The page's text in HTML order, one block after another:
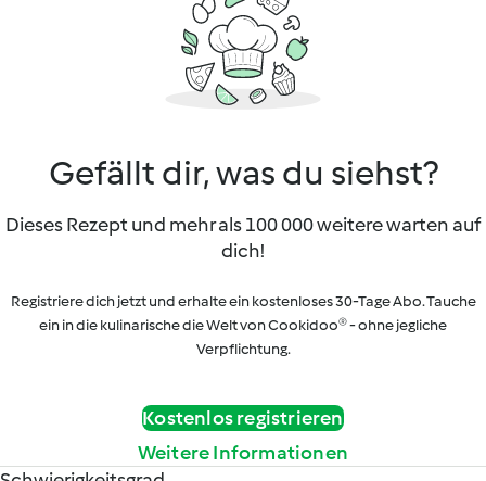
Gefällt dir, was du siehst?
Dieses Rezept und mehr als 100 000 weitere warten auf
dich!
Registriere dich jetzt und erhalte ein kostenloses 30-Tage Abo. Tauche
ein in die kulinarische die Welt von Cookidoo® - ohne jegliche
Verpflichtung.
Kostenlos registrieren
Weitere Informationen